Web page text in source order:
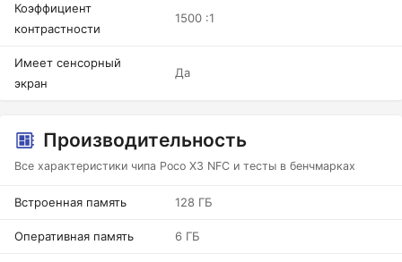
Коэффициент
контрастности
1500 :1
Имеет сенсорный
экран
Да
Производительность
Все характеристики чипа Poco X3 NFC и тесты в бенчмарках
Встроенная память 128 ГБ
Оперативная память 6 ГБ